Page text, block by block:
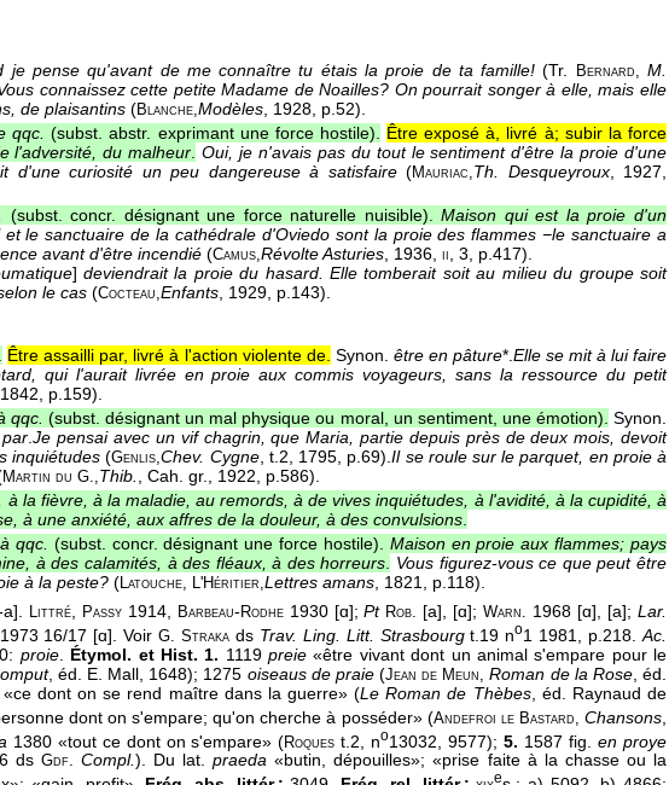
je pense qu'avant de me connaître tu étais la proie de ta famille! (Tr. Bernard,M.
connaissez cette petite Madame de Noailles? On pourrait songer à elle, mais elle
de plaisantins (Blanche,Modèles, 1928, p.52).
qqc. (subst. abstr. exprimant une force hostile). Être exposé à, livré à; subir la force
l'adversité, du malheur. Oui, je n'avais pas du tout le sentiment d'être la proie d'une
d'une curiosité un peu dangereuse à satisfaire(Mauriac,Th. Desqueyroux, 1927,
(subst. concr. désignant une force naturelle nuisible).Maison qui est la proie d'un
et le sanctuaire de la cathédrale d'Oviedo sont la proie des flammes −le sanctuaire a
avant d'être incendié (Camus,Révolte Asturies, 1936, ii, 3, p.417).
] deviendrait la proie du hasard. Elle tomberait soit au milieu du groupe soit
le cas (Cocteau,Enfants, 1929, p.143).
. Être assailli par, livré à l'action violente de. Synon. être en pâture*.Elle se mit à lui faire
qui l'aurait livrée en proie aux commis voyageurs, sans la ressource du petit
, p.159).
qqc. (subst. désignant un mal physique ou moral, un sentiment, une émotion). Synon.
.Je pensai avec un vif chagrin, que Maria, partie depuis près de deux mois, devoit
inquiétudes (Genlis,Chev. Cygne, t.2, 1795, p.69).Il se roule sur le parquet, en proie à
Martin du G.,Thib., Cah. gr., 1922, p.586).
à la fièvre, à la maladie, au remords, à de vives inquiétudes, à l'avidité, à la cupidité, à
à une anxiété, aux affres de la douleur, à des convulsions.
qqc. (subst. concr. désignant une force hostile). Maison en proie aux flammes; pays
à des calamités, à des fléaux, à des horreurs. Vous figurez-vous ce que peut être
à la peste? (Latouche, L'Héritier,Lettres amans, 1821, p.118).
Littré, Passy1914, Barbeau- Rodhe1930 [ɑ];Pt Rob. [a], [ɑ];Warn. 1968 [ɑ], [a];Lar.
1973 16/17 [ɑ]. VoirG. Straka ds Trav. Ling. Litt. Strasbourgt.19 no1 1981, p.218.Ac.
proie. Étymol. et Hist. 1. 1119preie «être vivant dont un animal s'empare pour le
, éd. E. Mall, 1648); 1275 oiseaus de praie(Jean de Meun,Roman de la Rose, éd.
«ce dont on se rend maître dans la guerre» (Le Roman de Thèbes, éd. Raynaud de
dont on s'empare; qu'on cherche à posséder» (Andefroi le Bastard, Chansons
1380 «tout ce dont on s'empare» (Roques t.2, no13032, 9577);5. 1587 fig.en proye
ds Gdf. Compl.). Du lat.praeda «butin, dépouilles»; «prise faite à la chasse ou la
e